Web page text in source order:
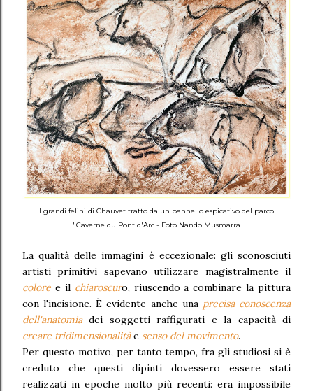
I grandi felini di Chauvet tratto da un pannello espicativo del parco
"Caverne du Pont d'Arc - Foto Nando Musmarra
La qualità delle immagini è eccezionale: gli sconosciuti
artisti primitivi sapevano utilizzare magistralmente il
colore e il chiaroscuro, riuscendo a combinare la pittura
con l'incisione. È evidente anche una precisa conoscenza
dell'anatomiadei soggetti raffigurati e la capacità di
creare tridimensionalitàe senso del movimento.
Per questo motivo, per tanto tempo, fra gli studiosi si è
creduto che questi dipinti dovessero essere stati
realizzati in epoche molto più recenti: era impossibile